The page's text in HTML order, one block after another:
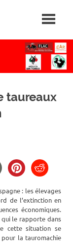
taureaux
: les élevages
de l’extinction en
économiques.
qui le rapporte dans
cette situation se
la tauromachie